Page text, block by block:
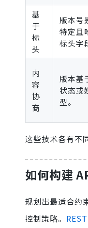
基
于
标
头
版本号
特定且
标头字
内
容
协
商
版本基
状态或
型。
这些技术各有不
如何构建
规划出最适合约
控制策略。 REST